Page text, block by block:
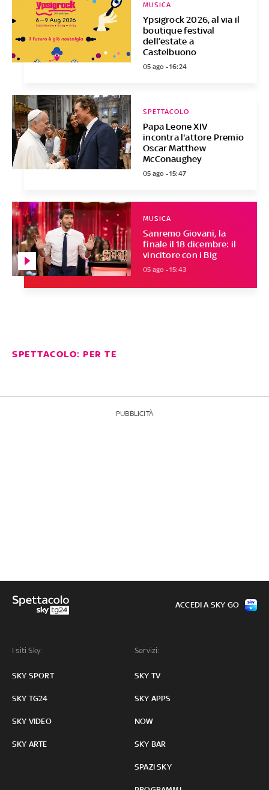
Ypsigrock 2026, al via il
boutique festival
dell’estate a
Castelbuono
MUSICA
05 ago - 16:24
Papa Leone XIV
incontra l'attore Premio
Oscar Matthew
McConaughey
SPETTACOLO
05 ago - 15:47
Sanremo Giovani, la
finale il 18 dicembre: il
vincitore con i Big
MUSICA
05 ago - 15:43
SPETTACOLO: PER TE
PUBBLICITÀ
I siti Sky:
SKY SPORT
SKY TG24
SKY VIDEO
SKY ARTE
Servizi:
SKY TV
SKY APPS
NOW
SKY BAR
SPAZI SKY
ACCEDI A SKY GO